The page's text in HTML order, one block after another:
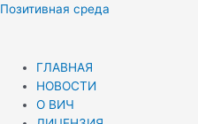
Перейти
Позитивная среда
ГЛАВНАЯ
НОВОСТИ
О ВИЧ